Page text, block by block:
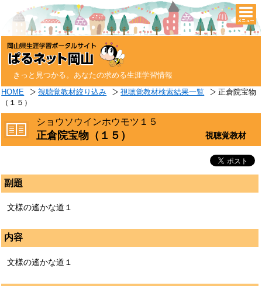
きっと見つかる。あなたの求める生涯学習情報
HOME 視聴覚教材絞り込み 視聴覚教材検索結果一覧
正倉院宝物
（１５）
ショウソウインホウモツ１５
正倉院宝物（１５） 視聴覚教材
副題
文様の遙かな道１
内容
文様の遙かな道１